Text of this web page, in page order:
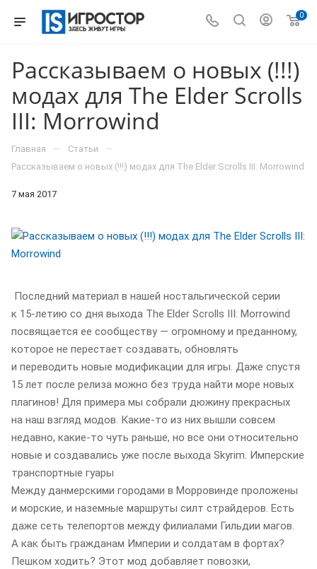
0
Рассказываем о новых (!!!)
модах для The Elder Scrolls
III: Morrowind
Главная — Статьи —
Рассказываем о новых (!!!) модах для The Elder Scrolls III: Morrowind
7 мая 2017
Последний материал в нашей ностальгической серии
к 15-летию со дня выхода The Elder Scrolls III: Morrowind
посвящается ее сообществу — огромному и преданному,
которое не перестает создавать, обновлять
и переводить новые модификации для игры. Даже спустя
15 лет после релиза можно без труда найти море новых
плагинов! Для примера мы собрали дюжину прекрасных
на наш взгляд модов. Какие-то из них вышли совсем
недавно, какие-то чуть раньше, но все они относительно
новые и создавались уже после выхода Skyrim. Имперские
транспортные гуары
Между данмерскими городами в Морровинде проложены
и морские, и наземные маршруты силт страйдеров. Есть
даже сеть телепортов между филиалами Гильдии магов.
А как быть гражданам Империи и солдатам в фортах?
Пешком ходить? Этот мод добавляет повозки,